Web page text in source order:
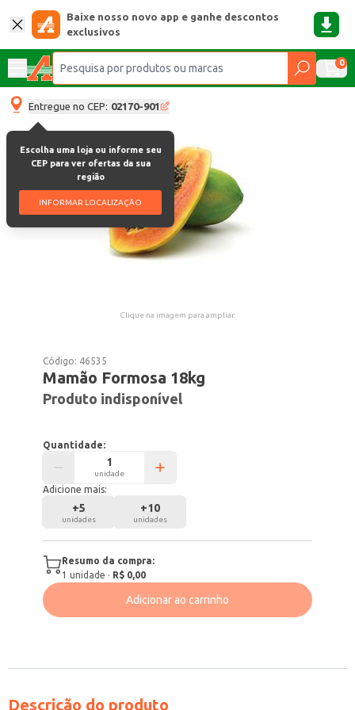
Baixe nosso novo app e ganhe descontos
exclusivos
0
Entregue no CEP: 02170-901
Escolha uma loja ou informe seu
CEP para ver ofertas da sua
região
INFORMAR LOCALIZAÇÃO
Clique na imagem para ampliar.
Código: 46535
Mamão Formosa 18kg
Produto indisponível
Quantidade:
unidade
Adicione mais:
+5
unidades
+10
unidades
Resumo da compra:
1 unidade · R$ 0,00
Adicionar ao carrinho
Descrição do produto